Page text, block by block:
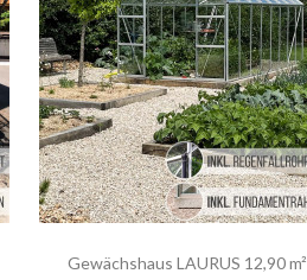
Gewächshaus LAURUS 12,90 m²